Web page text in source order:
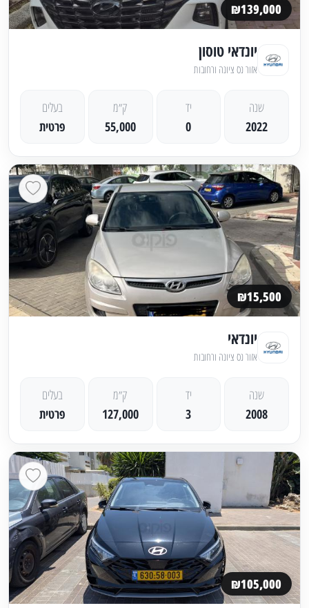
₪139,000
יונדאי טוסון
אזור נס ציונה ורחובות
שנה
2022
יד
0
ק״מ
55,000
בעלים
פרטית
₪15,500
יונדאי
אזור נס ציונה ורחובות
שנה
2008
יד
3
ק״מ
127,000
בעלים
פרטית
₪105,000